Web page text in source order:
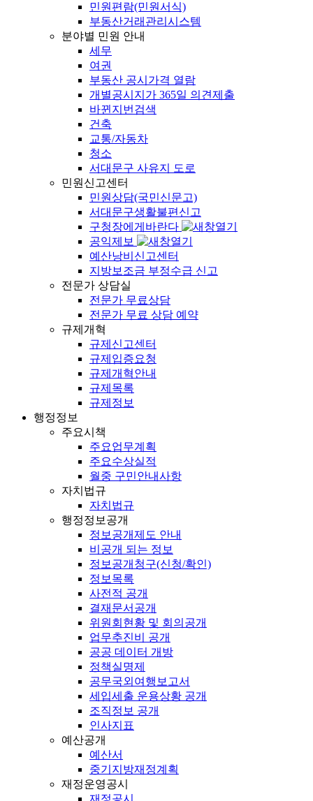
민원편람(민원서식)
부동산거래관리시스템
분야별 민원 안내
세무
여권
부동산 공시가격 열람
개별공시지가 365일 의견제출
바뀐지번검색
건축
교통/자동차
청소
서대문구 사유지 도로
민원신고센터
민원상담(국민신문고)
서대문구생활불편신고
구청장에게바란다
공익제보
예산낭비신고센터
지방보조금 부정수급 신고
전문가 상담실
전문가 무료상담
전문가 무료 상담 예약
규제개혁
규제신고센터
규제입증요청
규제개혁안내
규제목록
규제정보
행정정보
주요시책
주요업무계획
주요수상실적
월중 구민안내사항
자치법규
자치법규
행정정보공개
정보공개제도 안내
비공개 되는 정보
정보공개청구(신청/확인)
정보목록
사전적 공개
결재문서공개
위원회현황 및 회의공개
업무추진비 공개
공공 데이터 개방
정책실명제
공무국외여행보고서
세입세출 운용상황 공개
조직정보 공개
인사지표
예산공개
예산서
중기지방재정계획
재정운영공시